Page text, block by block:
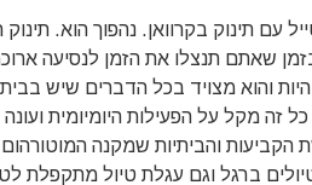
עם תינוק בקרוואן. נהפוך הוא.
שאתם תנצלו את הזמן לנסיעה
היות והוא מצויד בכל הדברים שיש
כל זה מקל על הפעילות היומיומית
הקביעות והביתיות שמקנה
ברגל וגם עגלת טיול מתקפלת